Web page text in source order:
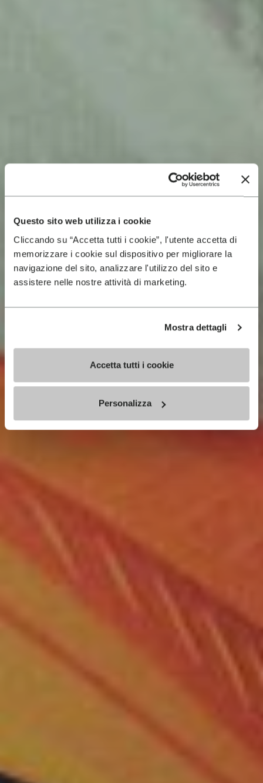
Questo sito web utilizza i cookie
Cliccando su “Accetta tutti i cookie”, l'utente accetta di
memorizzare i cookie sul dispositivo per migliorare la
navigazione del sito, analizzare l'utilizzo del sito e
assistere nelle nostre attività di marketing.
Mostra dettagli
Accetta tutti i cookie
Personalizza